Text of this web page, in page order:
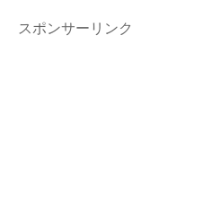
スポンサーリンク